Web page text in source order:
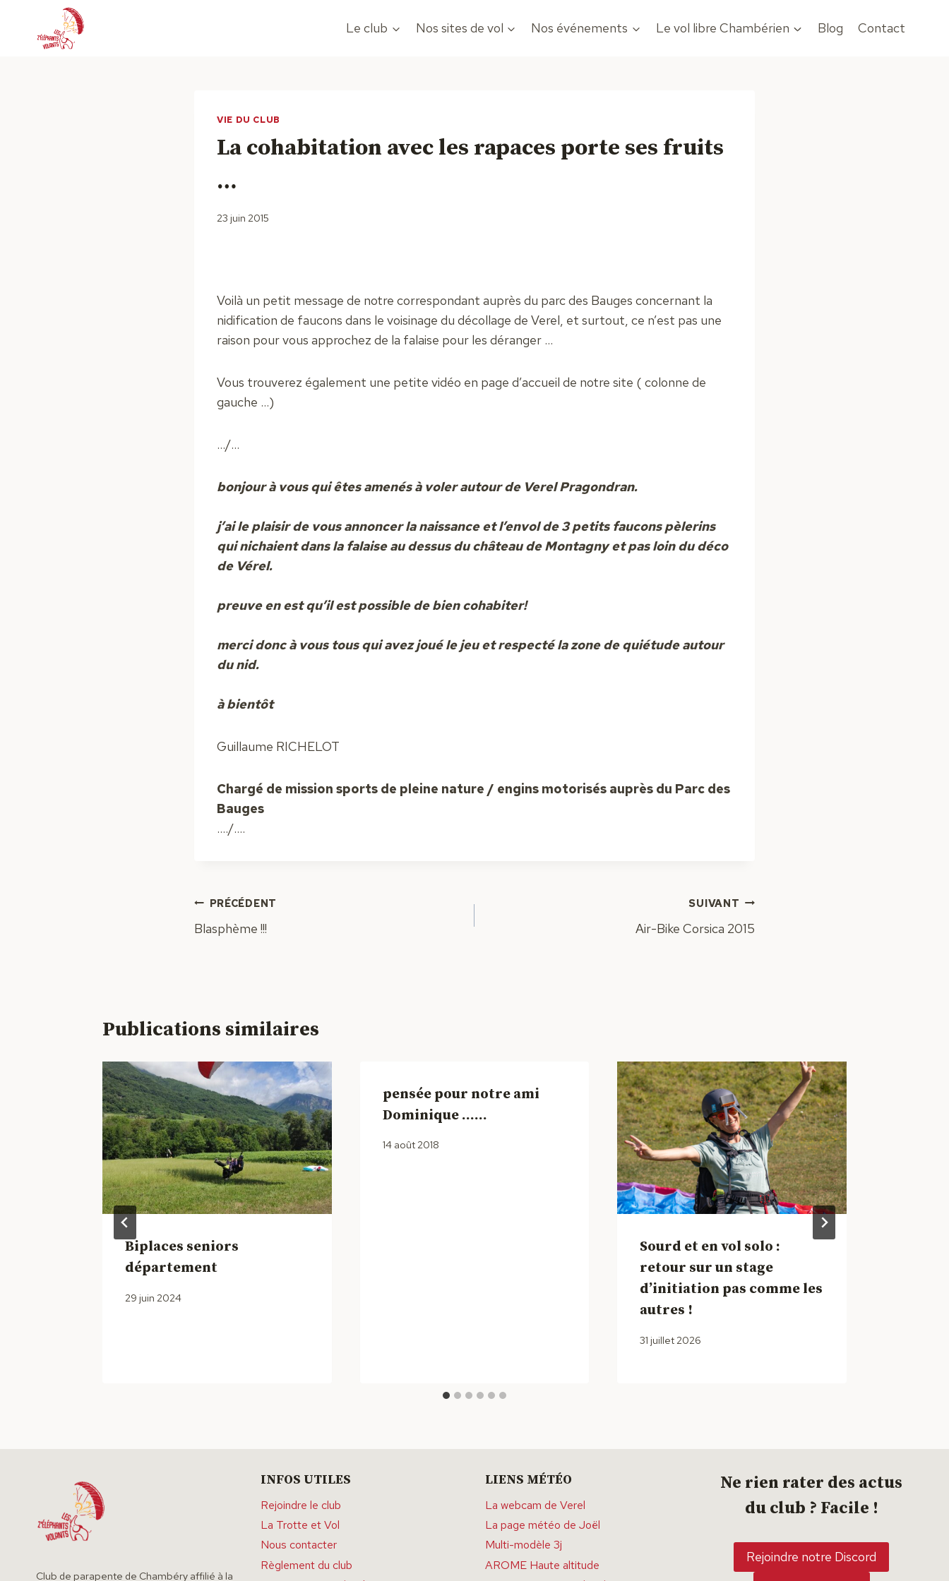
contenu
Le club Nos sites de vol Nos événements Le vol libre Chambérien Blog Contact
VIE DU CLUB
La cohabitation avec les rapaces porte ses fruits
…
23 juin 2015
Voilà un petit message de notre correspondant auprès du parc des Bauges concernant la
nidification de faucons dans le voisinage du décollage de Verel, et surtout, ce n’est pas une
raison pour vous approchez de la falaise pour les déranger …
Vous trouverez également une petite vidéo en page d’accueil de notre site ( colonne de
gauche …)
…/…
bonjour à vous qui êtes amenés à voler autour de Verel Pragondran.
j’ai le plaisir de vous annoncer la naissance et l’envol de 3 petits faucons pèlerins
qui nichaient dans la falaise au dessus du château de Montagny et pas loin du déco
de Vérel.
preuve en est qu’il est possible de bien cohabiter!
merci donc à vous tous qui avez joué le jeu et respecté la zone de quiétude autour
du nid.
à bientôt
Guillaume RICHELOT
Chargé de mission sports de pleine nature / engins motorisés auprès du Parc des
Bauges
…./….
Navigation
de
PRÉCÉDENT
Blasphème !!!
SUIVANT
Air-Bike Corsica 2015
Publications similaires
Biplaces seniors
département
29 juin 2024
pensée pour notre ami
Dominique ……
14 août 2018
Sourd et en vol solo :
retour sur un stage
d’initiation pas comme les
autres !
31 juillet 2026
Club de parapente de Chambéry affilié à la
INFOS UTILES
Rejoindre le club
La Trotte et Vol
Nous contacter
Règlement du club
LIENS MÉTÉO
La webcam de Verel
La page météo de Joël
Multi-modèle 3j
AROME Haute altitude
Ne rien rater des actus
du club ? Facile !
Rejoindre notre Discord